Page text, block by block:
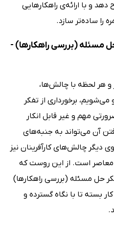
و با ارائه‌ی راهکارهایی
را ساده‌تر سازد.
مسئله (بررسی راهکارها) -
و هر لحظه با چالش‌ها،
برخورداری از تفکر
مهم و غیر قابل انکار
آن می‌تواند به جنبه‌های
دیگر چالش‌های کارآفرینان نیز
است. از این روست که
حل مسئله (بررسی راهکارها)
بسته تا با نگاه گسترده و